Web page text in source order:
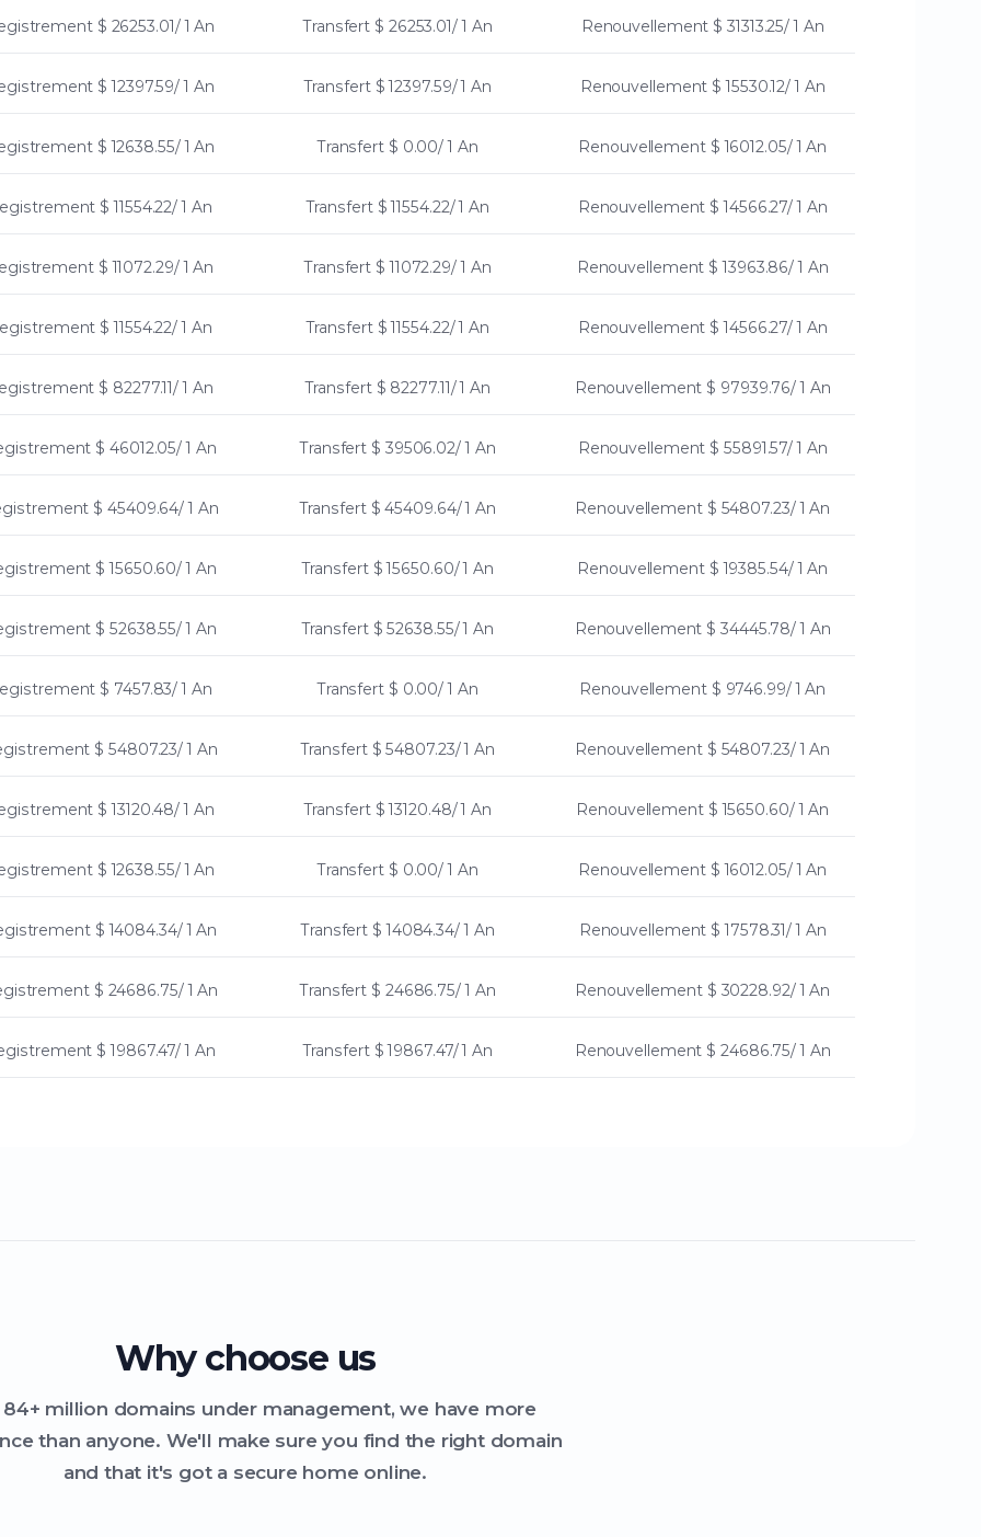
$ 26253.01/ 1 An Transfert $ 26253.01/ 1 An Renouvellement $ 31313.25/ 1 An
$ 12397.59/ 1 An Transfert $ 12397.59/ 1 An Renouvellement $ 15530.12/ 1 An
$ 12638.55/ 1 An Transfert $ 0.00/ 1 An Renouvellement $ 16012.05/ 1 An
$ 11554.22/ 1 An Transfert $ 11554.22/ 1 An Renouvellement $ 14566.27/ 1 An
$ 11072.29/ 1 An Transfert $ 11072.29/ 1 An Renouvellement $ 13963.86/ 1 An
$ 11554.22/ 1 An Transfert $ 11554.22/ 1 An Renouvellement $ 14566.27/ 1 An
$ 82277.11/ 1 An Transfert $ 82277.11/ 1 An Renouvellement $ 97939.76/ 1 An
$ 46012.05/ 1 An Transfert $ 39506.02/ 1 An Renouvellement $ 55891.57/ 1 An
$ 45409.64/ 1 An Transfert $ 45409.64/ 1 An Renouvellement $ 54807.23/ 1 An
$ 15650.60/ 1 An Transfert $ 15650.60/ 1 An Renouvellement $ 19385.54/ 1 An
$ 52638.55/ 1 An Transfert $ 52638.55/ 1 An Renouvellement $ 34445.78/ 1 An
$ 7457.83/ 1 An Transfert $ 0.00/ 1 An Renouvellement $ 9746.99/ 1 An
$ 54807.23/ 1 An Transfert $ 54807.23/ 1 An Renouvellement $ 54807.23/ 1 An
$ 13120.48/ 1 An Transfert $ 13120.48/ 1 An Renouvellement $ 15650.60/ 1 An
$ 12638.55/ 1 An Transfert $ 0.00/ 1 An Renouvellement $ 16012.05/ 1 An
$ 14084.34/ 1 An Transfert $ 14084.34/ 1 An Renouvellement $ 17578.31/ 1 An
$ 24686.75/ 1 An Transfert $ 24686.75/ 1 An Renouvellement $ 30228.92/ 1 An
$ 19867.47/ 1 An Transfert $ 19867.47/ 1 An Renouvellement $ 24686.75/ 1 An
Why choose us
million domains under management, we have more
than anyone. We'll make sure you find the right domain
and that it's got a secure home online.